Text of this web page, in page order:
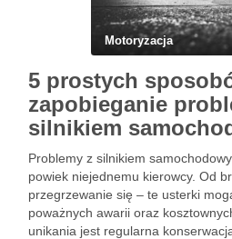
Motoryzacja
5 prostych
zapobieganie
silnikiem
Problemy z silnikiem
powiek niejednemu kierowcy. Od
przegrzewanie się – te usterki
poważnych awarii oraz
unikania jest regularna